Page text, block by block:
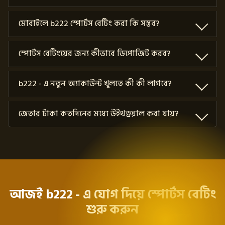
মোবাইলে b222 স্পোর্টস বেটিং করা কি সম্ভব?
স্পোর্টস বেটিংয়ের জন্য কীভাবে ডিপোজিট করব?
b222 - এ নতুন অ্যাকাউন্ট খুলতে কী কী লাগবে?
জেতার টাকা কতদিনের মধ্যে উইথড্রয়াল করা যায়?
আজই b222 - এ যোগ দিয়ে স্পোর্টস বেটিং
শুরু করুন